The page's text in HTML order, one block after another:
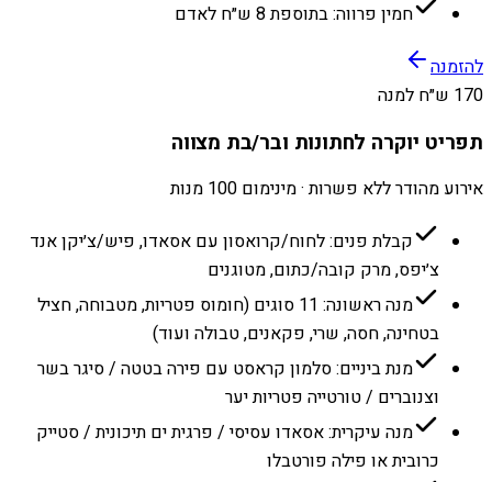
חמין פרווה: בתוספת 8 ש״ח לאדם
להזמנה
170 ש״ח למנה
תפריט יוקרה לחתונות ובר/בת מצווה
אירוע מהודר ללא פשרות · מינימום 100 מנות
קבלת פנים: לחוח/קרואסון עם אסאדו, פיש/צ׳יקן אנד
צ׳יפס, מרק קובה/כתום, מטוגנים
מנה ראשונה: 11 סוגים (חומוס פטריות, מטבוחה, חציל
בטחינה, חסה, שרי, פקאנים, טבולה ועוד)
מנת ביניים: סלמון קראסט עם פירה בטטה / סיגר בשר
וצנוברים / טורטייה פטריות יער
מנה עיקרית: אסאדו עסיסי / פרגית ים תיכונית / סטייק
כרובית או פילה פורטבלו